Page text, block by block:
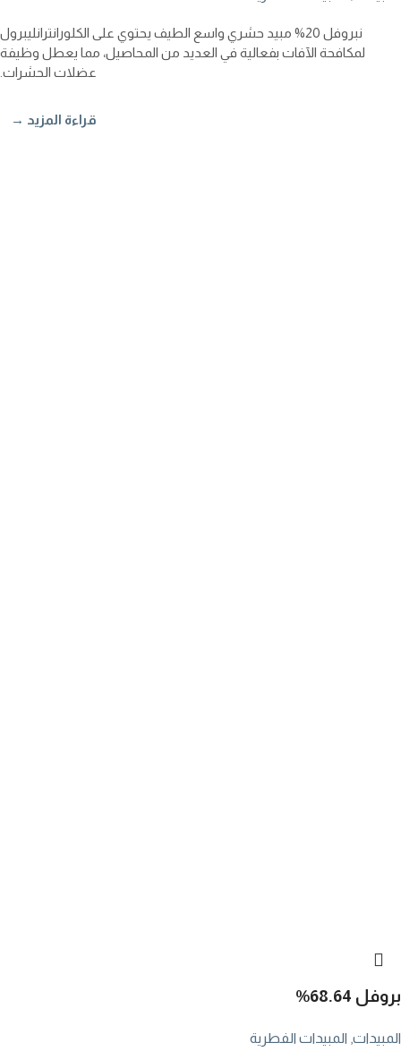
نبروفل 20% مبيد حشري واسع الطيف يحتوي على الكلورانترانليبرول
لمكافحة الآفات بفعالية في العديد من المحاصيل، مما يعطل وظيفة
عضلات الحشرات.
قراءة المزيد →
بروفل 68.64%
المبيدات المبيدات الفطرية